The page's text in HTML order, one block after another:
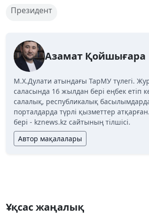
Президент
Азамат Қойшығара
М.Х.Дулати атындағы ТарМУ түлегі.
саласында 16 жылдан бері еңбек етіп
салалық, республикалық
порталдарда түрлі қызметтер
бері - kznews.kz сайтының тілшісі.
Автор мақалалары
Ұқсас жаңалық